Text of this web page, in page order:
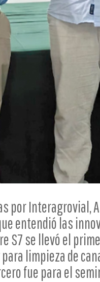
por Interagrovial,
entendió las
S7 se llevó el
limpieza de
fue para el